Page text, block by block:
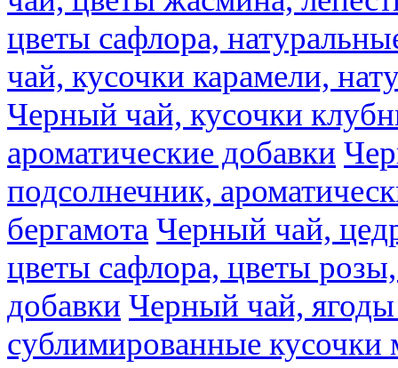
цветы сафлора,
чай, кусочки карамели,
Черный чай, кусочки
ароматические добавки
подсолнечник,
бергамота Черный чай,
цветы сафлора, цветы
добавки Черный чай,
сублимированные